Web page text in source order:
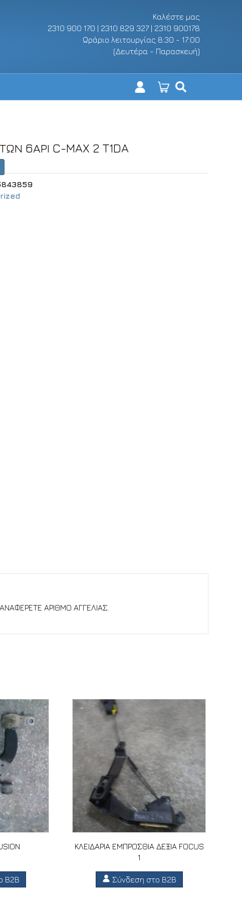
Καλέστε μας
2310 900 170 | 2310 829 327 | 2310 900178
Ωράριο λειτουργίας 8:30 - 17:00
(Δευτέρα - Παρασκευή)
6ΑΡΙ C-MAX 2 T1DA
ΑΡΙΘΜΟ ΑΓΓΕΛΙΑΣ.
B2B
ΚΛΕΙΔΑΡΙΑ ΕΜΠΡΟΣΘΙΑ ΔΕΞΙΑ FOCUS
1
Σύνδεση στο B2B